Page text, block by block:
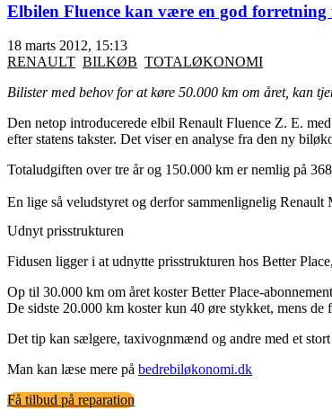
Elbilen Fluence kan være en god forretning
18 marts 2012, 15:13
RENAULT BILKØB TOTALØKONOMI
Bilister med behov for at køre 50.000 km om året, kan
Den netop introducerede elbil Renault Fluence Z. E.
efter statens takster. Det viser en analyse fra den ny
Totaludgiften over tre år og 150.000 km er nemlig på
En lige så veludstyret og derfor sammenlignelig
Udnyt prisstrukturen
Fidusen ligger i at udnytte prisstrukturen hos Better
Op til 30.000 km om året koster Better Place-
De sidste 20.000 km koster kun 40 øre stykket, mens
Det tip kan sælgere, taxivognmænd og andre med et
Man kan læse mere på bedrebiløkonomi.dk
Få tilbud på reparation